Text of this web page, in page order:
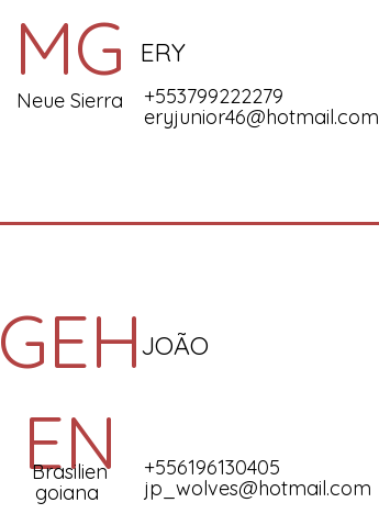
MG ERY
+553799222279
eryjunior46@hotmail.com
Neue Sierra
GEH
EN
JOÃO
+556196130405
jp_wolves@hotmail.com
Brasilien
goiana